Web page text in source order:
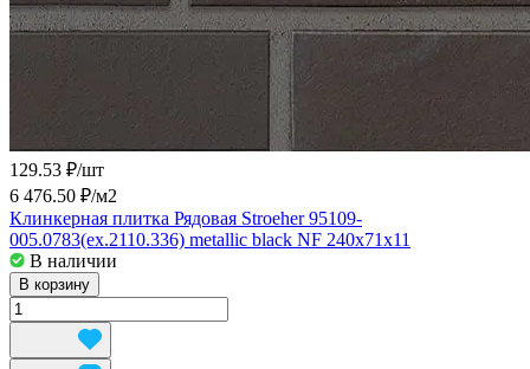
129.53 ₽/шт
6 476.50 ₽/м2
Клинкерная плитка Рядовая Stroeher 95109-
005.0783(ex.2110.336) metallic black NF 240x71x11
В наличии
В корзину